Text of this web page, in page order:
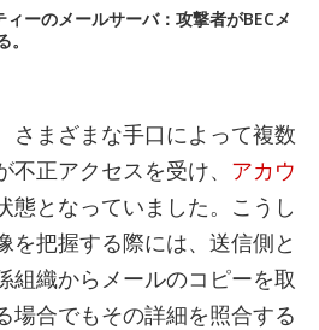
ーのメールサーバ：攻撃者がBECメ
さまざまな手口によって複数
正アクセスを受け、 アカウ
態となっていました。こうし
を把握する際には、送信側と
組織からメールのコピーを取
場合でもその詳細を照合する